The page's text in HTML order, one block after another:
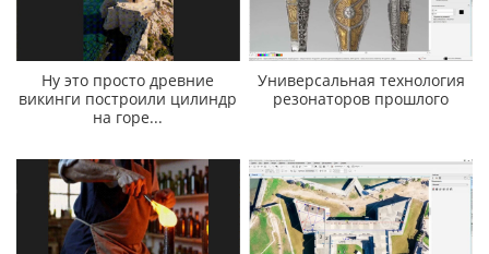
Ну это просто древние
викинги построили цилиндр
на горе...
Универсальная технология
резонаторов прошлого